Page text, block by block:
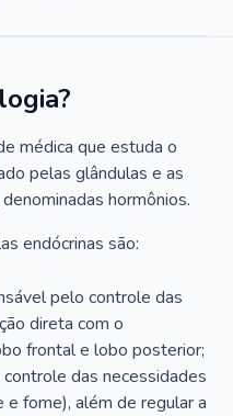
médica que estuda o
pelas glândulas e as
hormônios.
endócrinas são:
pelo controle das
direta com o
frontal e lobo posterior;
das necessidades
fome), além de regular a